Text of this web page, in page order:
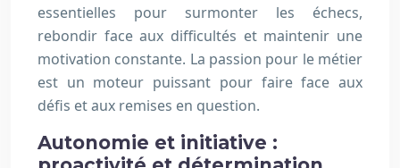
essentielles pour surmonter les échecs,
rebondir face aux difficultés et maintenir une
motivation constante. La passion pour le métier
est un moteur puissant pour faire face aux
défis et aux remises en question.
Autonomie et initiative :